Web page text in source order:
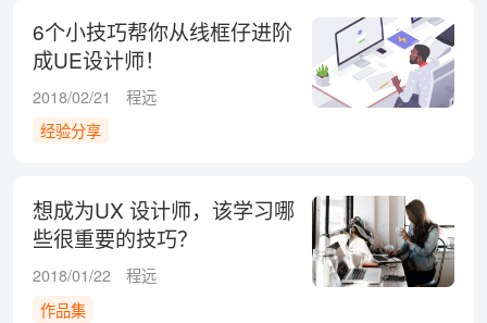
6个小技巧帮你从线框仔进阶
成UE设计师！
2018/02/21
程远
经验分享
想成为UX 设计师，该学习哪
些很重要的技巧？
2018/01/22
程远
作品集